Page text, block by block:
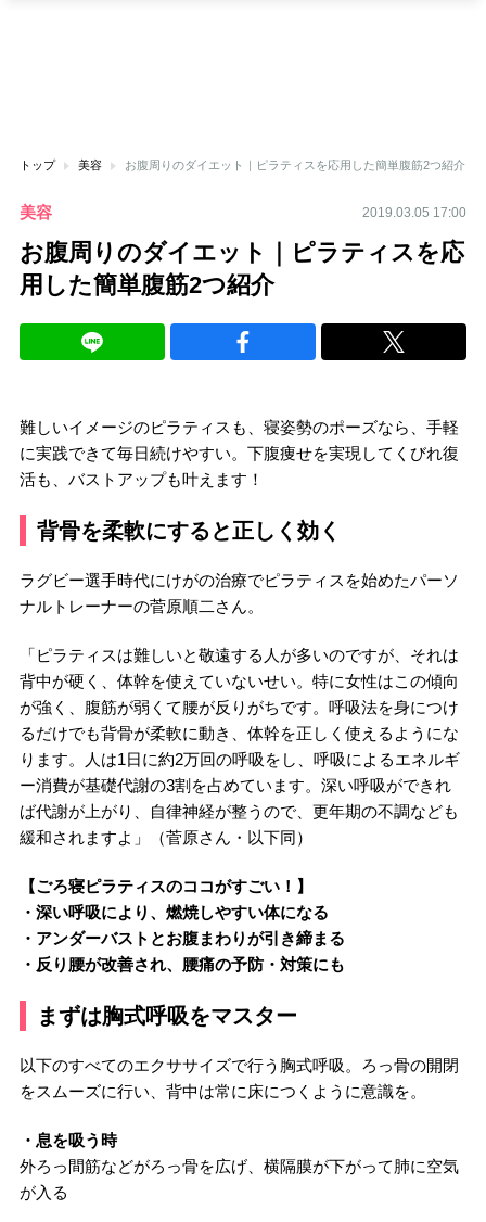
トップ 美容 お腹周りのダイエット｜ピラティスを応用した簡単腹筋2つ紹介
美容 2019.03.05 17:00
お腹周りのダイエット｜ピラティスを応
用した簡単腹筋2つ紹介
難しいイメージのピラティスも、寝姿勢のポーズなら、手軽
に実践できて毎日続けやすい。下腹痩せを実現してくびれ復
活も、バストアップも叶えます！
背骨を柔軟にすると正しく効く
ラグビー選手時代にけがの治療でピラティスを始めたパーソ
ナルトレーナーの菅原順二さん。
「ピラティスは難しいと敬遠する人が多いのですが、それは
背中が硬く、体幹を使えていないせい。特に女性はこの傾向
が強く、腹筋が弱くて腰が反りがちです。呼吸法を身につけ
るだけでも背骨が柔軟に動き、体幹を正しく使えるようにな
ります。人は1日に約2万回の呼吸をし、呼吸によるエネルギ
ー消費が基礎代謝の3割を占めています。深い呼吸ができれ
ば代謝が上がり、自律神経が整うので、更年期の不調なども
緩和されますよ」（菅原さん・以下同）
【ごろ寝ピラティスのココがすごい！】
・深い呼吸により、燃焼しやすい体になる
・アンダーバストとお腹まわりが引き締まる
・反り腰が改善され、腰痛の予防・対策にも
まずは胸式呼吸をマスター
以下のすべてのエクササイズで行う胸式呼吸。ろっ骨の開閉
をスムーズに行い、背中は常に床につくように意識を。
・息を吸う時
外ろっ間筋などがろっ骨を広げ、横隔膜が下がって肺に空気
が入る